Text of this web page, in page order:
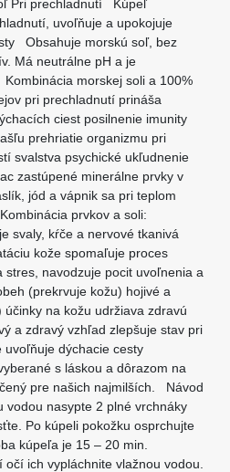
Pri prechladnutí Kúpeľ
uvoľňuje a upokojuje
Obsahuje morskú soľ, bez
Má neutrálne pH a je
morskej soli a 100%
pri prechladnutí prináša
ciest posilnenie imunity
prehriatie organizmu pri
svalstva psychické ukľudnenie
zastúpené minerálne prvky v
jód a vápnik sa pri teplom
prvkov a soli:
svaly, kŕče a nervové tkanivá
kože spomaľuje proces
stres, navodzuje pocit uvoľnenia a
(prekrvuje kožu) hojivé a
na kožu udržiava zdravú
a zdravý vzhľad zlepšuje stav pri
uvoľňuje dýchacie cesty
s láskou a dôrazom na
pre našich najmilších. Návod
vodou nasypte 2 plné vrchnáky
Po kúpeli pokožku osprchujte
kúpeľa je 15 – 20 min.
ich vypláchnite vlažnou vodou.